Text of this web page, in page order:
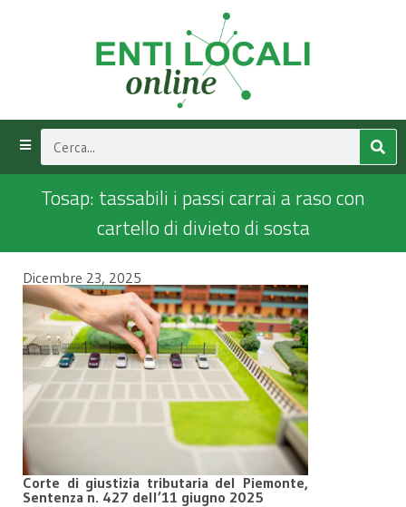
Tosap: tassabili i passi carrai a raso con
cartello di divieto di sosta
Dicembre 23, 2025
Corte di giustizia tributaria del Piemonte,
Sentenza n. 427 dell’11 giugno 2025